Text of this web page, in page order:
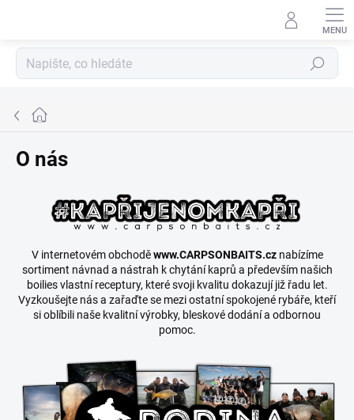
Hledat
Domů
O nás
V internetovém obchoděwww.CARPSONBAITS.cznabízíme
sortiment návnad a nástrah k chytání kaprů a především našich
boilies vlastní receptury, které svoji kvalitu dokazují již řadu let.
Vyzkoušejte nás a zařaďte se mezi ostatní spokojené rybáře, kteří
si oblíbili naše kvalitní výrobky, bleskové dodání a odbornou
pomoc.